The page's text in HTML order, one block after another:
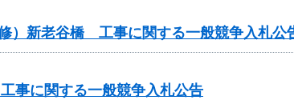
）新老谷橋 工事に関する一般競争入札公
に関する一般競争入札公告